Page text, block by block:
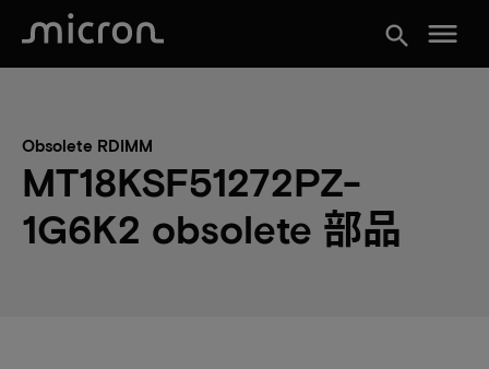
search menu
Obsolete RDIMM
MT18KSF51272PZ-
1G6K2 obsolete 部品